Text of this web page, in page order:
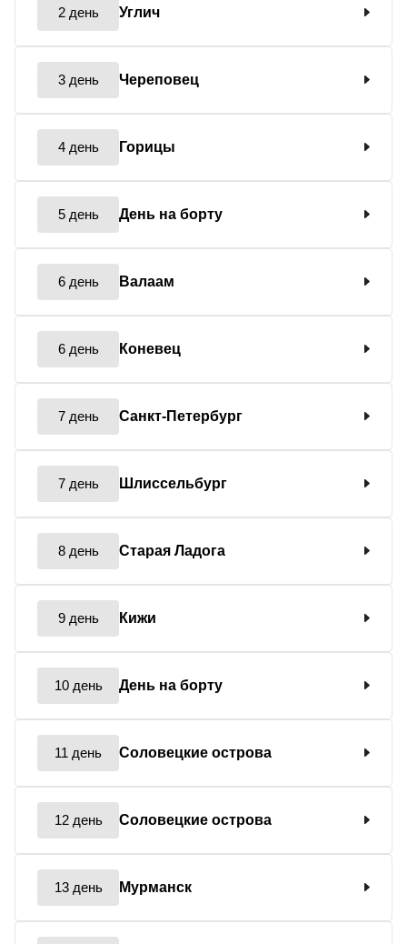
2 день Углич
3 день Череповец
4 день Горицы
5 день День на борту
6 день Валаам
6 день Коневец
7 день Санкт-Петербург
7 день Шлиссельбург
8 день Старая Ладога
9 день Кижи
10 день День на борту
11 день Соловецкие острова
12 день Соловецкие острова
13 день Мурманск